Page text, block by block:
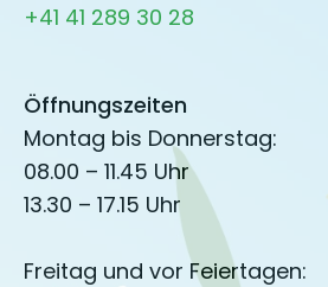
+41 41 289 30 28
Öffnungszeiten
Montag bis Donnerstag:
08.00 – 11.45 Uhr
13.30 – 17.15 Uhr
Freitag und vor Feiertagen: